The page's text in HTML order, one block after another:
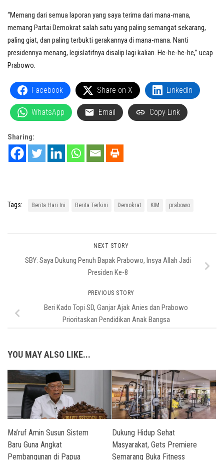
“Memang dari semua laporan yang saya terima dari mana-mana,
memang Partai Demokrat salah satu yang paling semangat sekarang,
paling giat, dan paling terbukti gerakannya di mana-mana. Nanti
presidennya menang, legislatifnya disalip lagi kalian. He-he-he-he,” ucap
Prabowo.
Facebook Share on X LinkedIn
WhatsApp Email Copy Link
Sharing:
Tags: Berita Hari Ini Berita Terkini Demokrat KIM prabowo
NEXT STORY
SBY: Saya Dukung Penuh Bapak Prabowo, Insya Allah Jadi
Presiden Ke-8
PREVIOUS STORY
Beri Kado Topi SD, Ganjar Ajak Anies dan Prabowo
Prioritaskan Pendidikan Anak Bangsa
YOU MAY ALSO LIKE...
Ma’ruf Amin Susun Sistem
Baru Guna Angkat
Pembangunan di Papua
Dukung Hidup Sehat
Masyarakat, Gets Premiere
Semarang Buka Fitness